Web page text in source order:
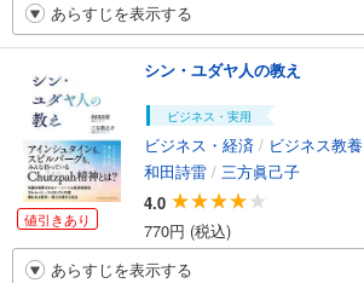
あらすじを表示する
値引きあり
シン・ユダヤ人の教え
ビジネス・実用
ビジネス・経済 / ビジネス教養
和田詩雷 / 三方眞己子
4.0
770円 (税込)
あらすじを表示する